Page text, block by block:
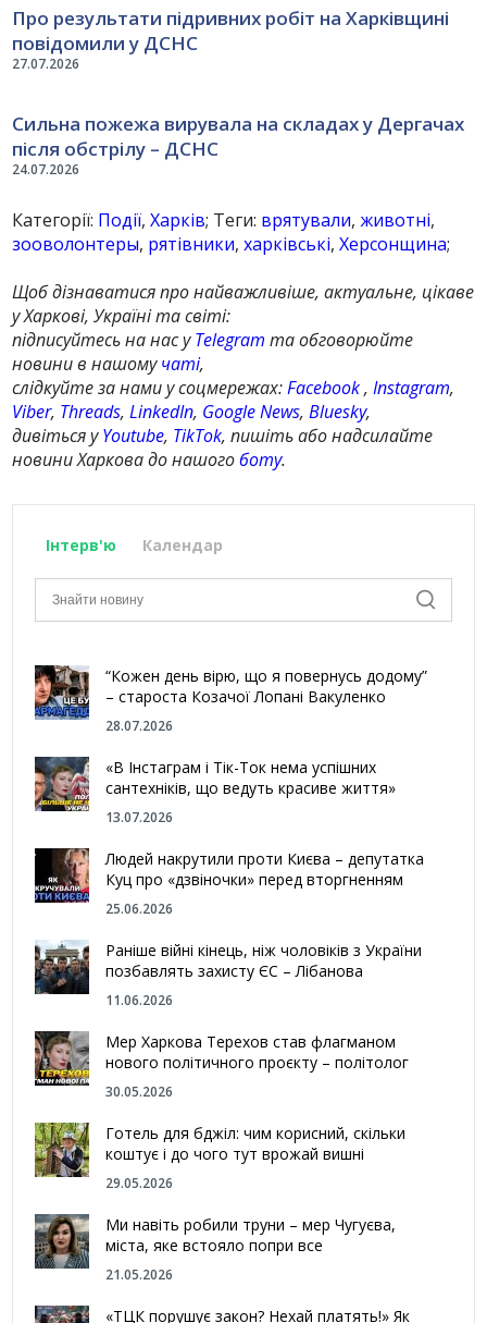
27.07.2026
Про результати підривних робіт на Харківщині
повідомили у ДСНС
24.07.2026
Сильна пожежа вирувала на складах у Дергачах
після обстрілу – ДСНС
Категорії: Події,Харків; Теги: врятували,животні,
зооволонтеры, рятівники,харківські,Херсонщина;
Щоб дізнаватися про найважливіше, актуальне, цікаве
у Харкові, Україні та світі:
підписуйтесь на нас уTelegram та обговорюйте
новини в нашомучаті,
слідкуйте за нами у соцмережах:Facebook,Instagram,
Viber, Threads,LinkedIn, Google News,Bluesky,
дивіться уYoutube, TikTok, пишіть або надсилайте
новини Харкова до нашогоботу.
Інтерв'ю Календар
“Кожен день вірю, що я повернусь додому”
– староста Козачої Лопані Вакуленко
28.07.2026
«В Інстаграм і Тік-Ток нема успішних
сантехніків, що ведуть красиве життя»
13.07.2026
Людей накрутили проти Києва – депутатка
Куц про «дзвіночки» перед вторгненням
25.06.2026
Раніше війні кінець, ніж чоловіків з України
позбавлять захисту ЄС – Лібанова
11.06.2026
Мер Харкова Терехов став флагманом
нового політичного проєкту – політолог
30.05.2026
Готель для бджіл: чим корисний, скільки
коштує і до чого тут врожай вишні
29.05.2026
Ми навіть робили труни – мер Чугуєва,
міста, яке встояло попри все
21.05.2026
«ТЦК порушує закон? Нехай платять!» Як